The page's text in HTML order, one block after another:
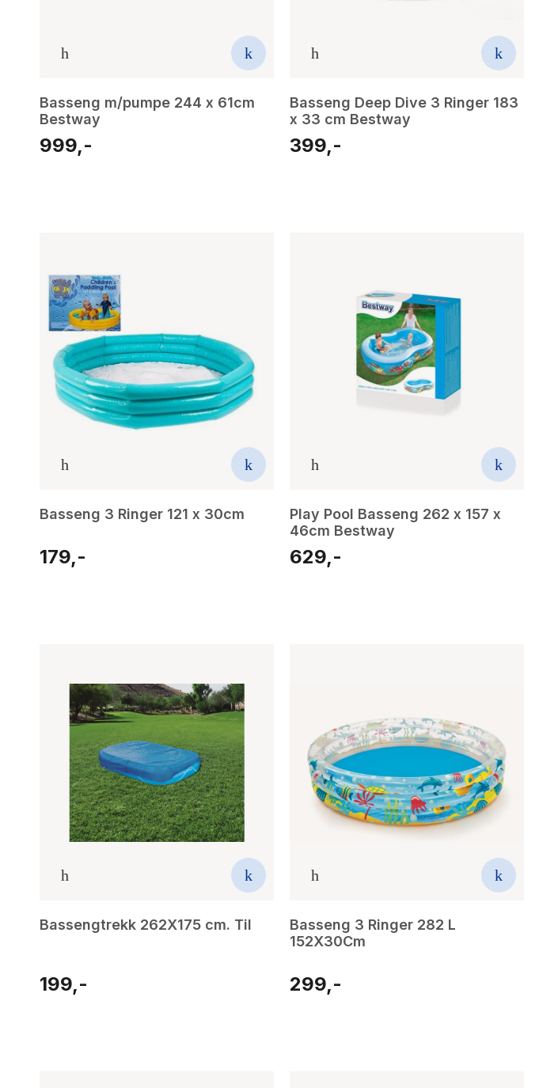
Basseng m/pumpe 244 x 61cm
Bestway
999,-
Basseng Deep Dive 3 Ringer 183
x 33 cm Bestway
399,-
Basseng 3 Ringer 121 x 30cm
179,-
Play Pool Basseng 262 x 157 x
46cm Bestway
629,-
Bassengtrekk 262X175 cm. Til
199,-
Basseng 3 Ringer 282 L
152X30Cm
299,-